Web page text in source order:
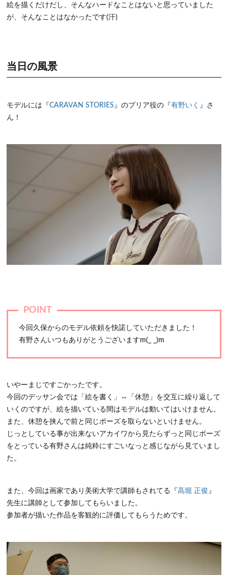
絵を描くだけだし、そんなハードなことはないと思っていました
が、そんなことはなかったです(汗)
当日の風景
モデルには『CARAVAN STORIES』のプリア役の『有野いく 』さ
ん！
今回久保からのモデル依頼を快諾していただきました！
有野さんいつもありがとうございますm(_ _)m
いやーまじですごかったです。
今回のデッサン会では「絵を書く」⇔「休憩」を交互に繰り返して
いくのですが、絵を描いている間はモデルは動いてはいけません。
また、休憩を挟んで前と同じポーズを取らないといけません。
じっとしている事が出来ないアカイワから見たらずっと同じポーズ
をとっている有野さんは純粋にすごいなっと感じながら見ていまし
た。
また、今回は画家であり美術大学で講師もされてる『 高堀 正俊』
先生に講師として参加してもらいました。
参加者が描いた作品を客観的に評価してもらうためです。